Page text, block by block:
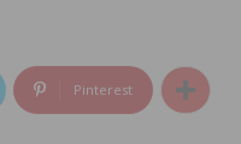
Pinterest